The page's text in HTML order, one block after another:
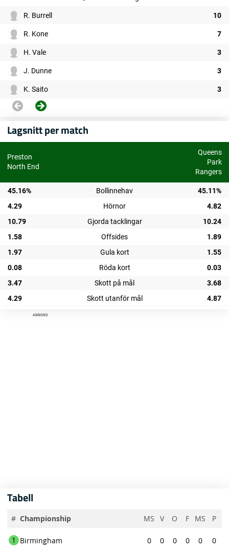
R. Burrell 10
R. Kone 7
H. Vale 3
J. Dunne 3
K. Saito 3
Lagsnitt per match
Preston
North End
Queens
Park
Rangers
45.16% Bollinnehav
45.11%
4.29
Hörnor
4.82
10.79
Gjorda tacklingar
10.24
1.58
Offsides
1.89
1.97
Gula kort
1.55
0.08
Röda kort
0.03
3.47
Skott på mål
3.68
4.29
Skott utanför mål 4.87
ANNONS
Tabell
# Championship MS V O F MS P
1 Birmingham 0 0 0 0 0 0